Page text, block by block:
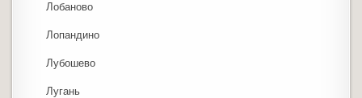
Лобаново
Лопандино
Лубошево
Лугань